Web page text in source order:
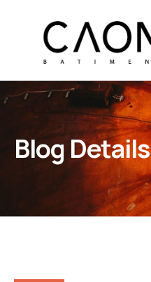
Blog Details